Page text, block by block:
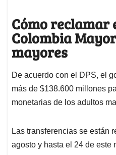
Cómo reclamar
Colombia Mayor
mayores
De acuerdo con el DPS, el
más de $138.600 millones
monetarias de los adultos
Las transferencias se están
agosto y hasta el 24 de este